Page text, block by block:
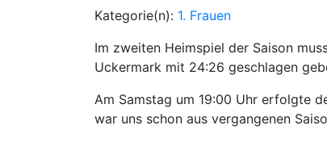
Kategorie(n): 1. Frauen
Im zweiten Heimspiel der Saison
Uckermark mit 24:26 geschlagen
Am Samstag um 19:00 Uhr erfolgte
war uns schon aus vergangenen